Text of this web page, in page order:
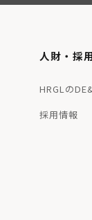
人財・採
HRGLの
採用情報